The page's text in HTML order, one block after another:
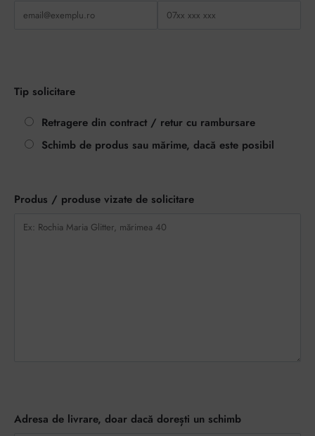
Tip solicitare
Retragere din contract / retur cu rambursare
Schimb de produs sau mărime, dacă este posibil
Produs / produse vizate de solicitare
Adresa de livrare, doar dacă dorești un schimb